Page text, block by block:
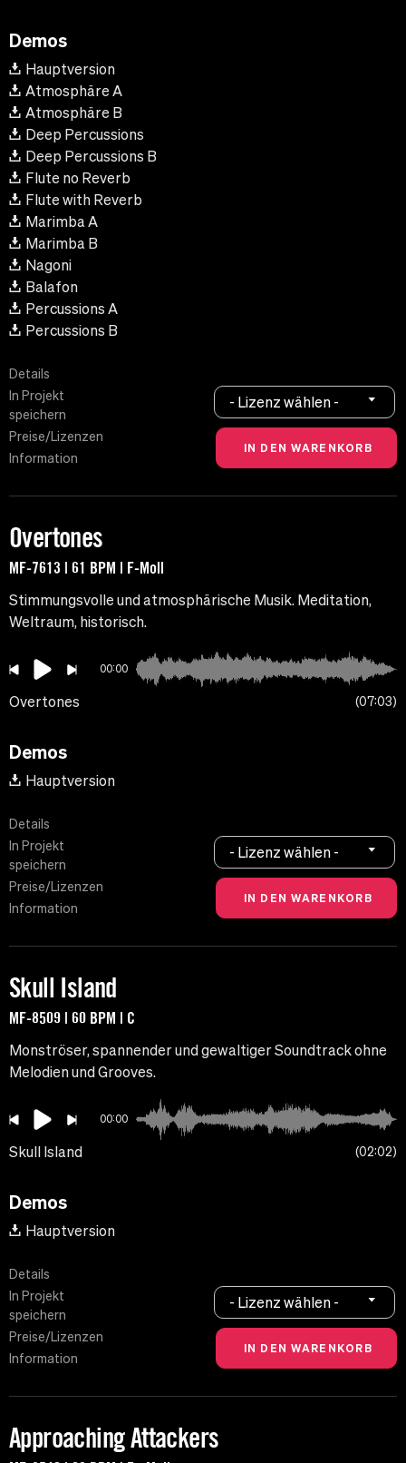
Demos
Hauptversion
Atmosphäre A
Atmosphäre B
Deep Percussions
Deep Percussions B
Flute no Reverb
Flute with Reverb
Marimba A
Marimba B
Nagoni
Balafon
Percussions A
Percussions B
Details
In Projekt
speichern
Preise/Lizenzen
Information
- Lizenz wählen -
Overtones
MF-7613 | 61 BPM | F-Moll
Stimmungsvolle und atmosphärische Musik. Meditation,
Weltraum, historisch.
00:00
Overtones 07:03
Demos
Hauptversion
Details
In Projekt
speichern
Preise/Lizenzen
Information
- Lizenz wählen -
Skull Island
MF-8509 | 60 BPM | C
Monströser, spannender und gewaltiger Soundtrack ohne
Melodien und Grooves.
00:00
Skull Island 02:02
Demos
Hauptversion
Details
In Projekt
speichern
Preise/Lizenzen
Information
- Lizenz wählen -
Approaching Attackers